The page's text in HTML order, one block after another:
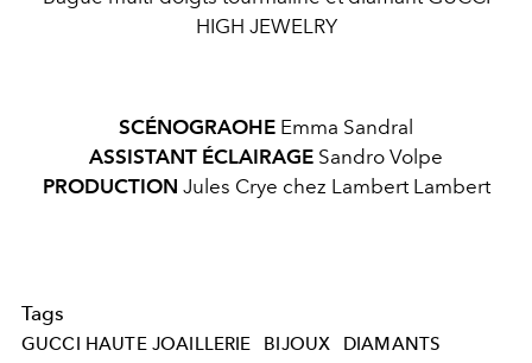
HIGH JEWELRY
SCÉNOGRAOHE Emma Sandral
ASSISTANT ÉCLAIRAGE Sandro Volpe
PRODUCTION Jules Crye chez Lambert Lambert
Tags
GUCCI HAUTE JOAILLERIE BIJOUX
DIAMANTS